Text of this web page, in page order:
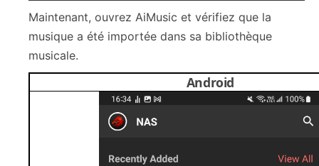
Maintenant, ouvrez AiMusic et vérifiez que la
musique a été importée dans sa bibliothèque
musicale.
Android